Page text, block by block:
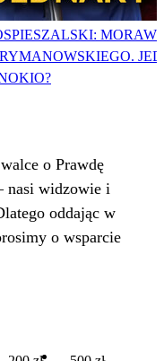
o Prawdę
nasi widzowie i
oddając w
o wsparcie